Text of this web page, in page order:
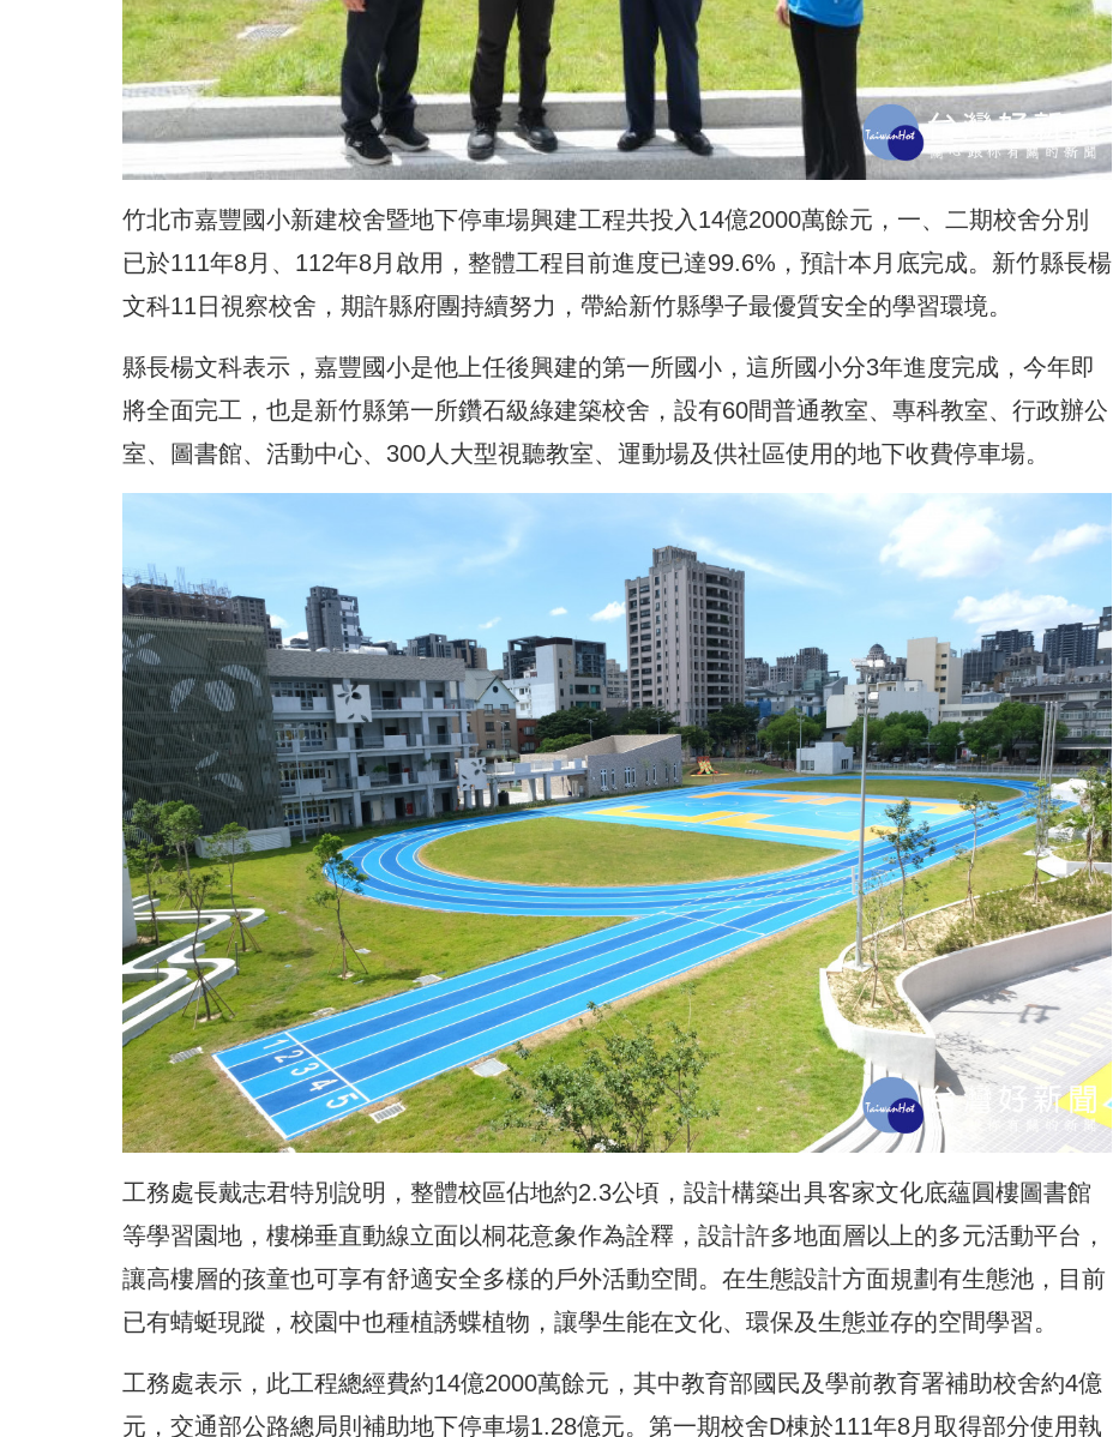
竹北市嘉豐國小新建校舍暨地下停車場興建工程共投入14億2000萬餘元，一、二期校舍分別
已於111年8月、112年8月啟用，整體工程目前進度已達99.6%，預計本月底完成。新竹縣長楊
文科11日視察校舍，期許縣府團持續努力，帶給新竹縣學子最優質安全的學習環境。
縣長楊文科表示，嘉豐國小是他上任後興建的第一所國小，這所國小分3年進度完成，今年即
將全面完工，也是新竹縣第一所鑽石級綠建築校舍，設有60間普通教室、專科教室、行政辦公
室、圖書館、活動中心、300人大型視聽教室、運動場及供社區使用的地下收費停車場。
工務處長戴志君特別說明，整體校區佔地約2.3公頃，設計構築出具客家文化底蘊圓樓圖書館
等學習園地，樓梯垂直動線立面以桐花意象作為詮釋，設計許多地面層以上的多元活動平台，
讓高樓層的孩童也可享有舒適安全多樣的戶外活動空間。在生態設計方面規劃有生態池，目前
已有蜻蜓現蹤，校園中也種植誘蝶植物，讓學生能在文化、環保及生態並存的空間學習。
工務處表示，此工程總經費約14億2000萬餘元，其中教育部國民及學前教育署補助校舍約4億
元，交通部公路總局則補助地下停車場1.28億元。第一期校舍D棟於111年8月取得部分使用執